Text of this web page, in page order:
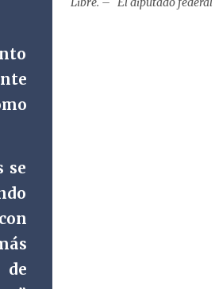
se
de
ellos”. De manera que "El